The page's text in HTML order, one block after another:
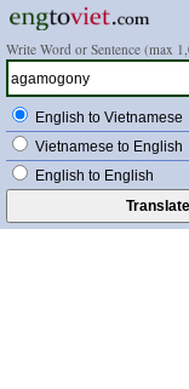
Write Word or Sentence (max
English to Vietnamese
Vietnamese to English
English to English